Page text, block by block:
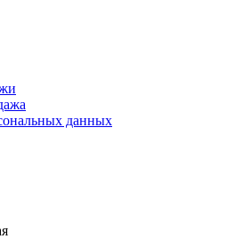
данных